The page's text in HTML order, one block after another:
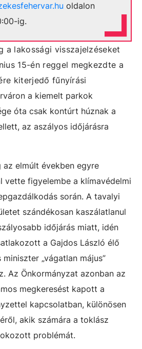
oldalon
ig.
a lakossági visszajelzéseket
15-én reggel megkezdte a
kiterjedő fűnyírási
a kiemelt parkok
óta csak kontúrt húznak a
az aszályos időjárásra
az elmúlt években egyre
vette figyelembe a klímavédelmi
során. A tavalyi
szándékosan kaszálatlanul
időjárás miatt, idén
a Gajdos László élő
„vágatlan május”
Az Önkormányzat azonban az
megkeresést kapott a
kapcsolatban, különösen
akik számára a toklász
problémát.